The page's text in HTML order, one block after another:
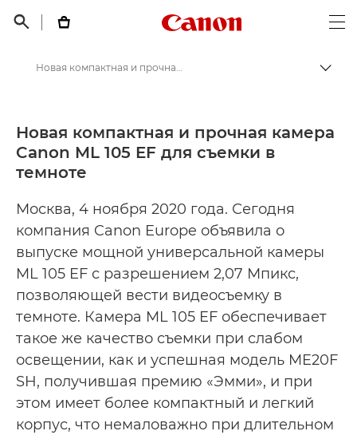
 
Canon Logo, back
Пресс-центр Canon
Пресс-релизы - Пресс-центр Canon
Новая компактная и прочная камера
Canon ML 105 EF для съемки в
темноте
Москва, 4 ноября 2020 года. Сегодня
компания Canon Europe объявила о
выпуске мощной универсальной камеры
ML 105 EF с разрешением 2,07 Мпикс,
позволяющей вести видеосъемку в
темноте. Камера ML 105 EF обеспечивает
такое же качество съемки при слабом
освещении, как и успешная модель ME20F
SH, получившая премию «Эмми», и при
этом имеет более компактный и легкий
корпус, что немаловажно при длительном